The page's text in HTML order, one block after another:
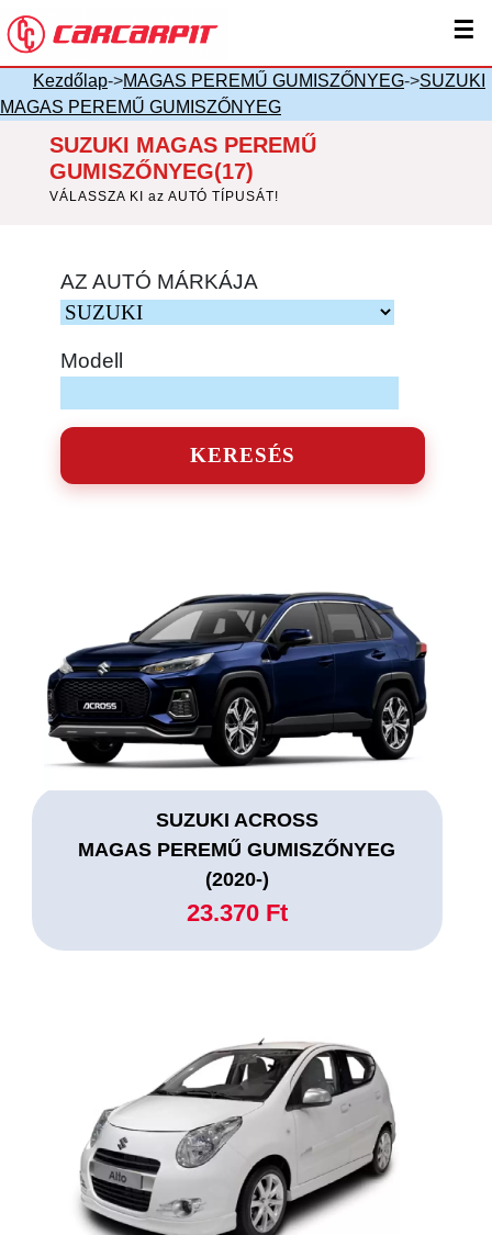
☰
Kezdőlap->MAGAS PEREMŰ GUMISZŐNYEG->SUZUKI
MAGAS PEREMŰ GUMISZŐNYEG
SUZUKI MAGAS PEREMŰ
GUMISZŐNYEG(17)
VÁLASSZA KI az AUTÓ TÍPUSÁT!
AZ AUTÓ MÁRKÁJA
Modell
KERESÉS
SUZUKI ACROSS
MAGAS PEREMŰ GUMISZŐNYEG
(2020-)
23.370 Ft